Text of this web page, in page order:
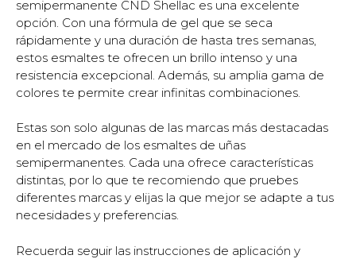
semipermanente CND Shellac es una excelente
opción. Con una fórmula de gel que se seca
rápidamente y una duración de hasta tres semanas,
estos esmaltes te ofrecen un brillo intenso y una
resistencia excepcional. Además, su amplia gama de
colores te permite crear infinitas combinaciones.
Estas son solo algunas de las marcas más destacadas
en el mercado de los esmaltes de uñas
semipermanentes. Cada una ofrece características
distintas, por lo que te recomiendo que pruebes
diferentes marcas y elijas la que mejor se adapte a tus
necesidades y preferencias.
Recuerda seguir las instrucciones de aplicación y